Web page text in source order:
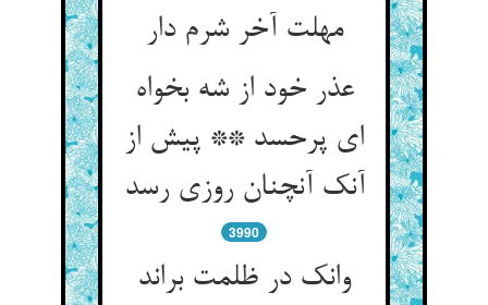
مهلت آخر شرم دار
عذر خود از شه بخواه
ای پرحسد ** پیش از
آنک آنچنان روزی رسد
3990
وانک در ظلمت براند